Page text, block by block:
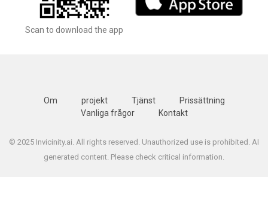
Scan to download the app
Om projekt Tjänst
Prissättning
Vanliga frågor
Kontakt
© 2025 Invicinity.ai. All rights reserved. Unauthorized use is prohibited. AI
generated content. Please check critical information.